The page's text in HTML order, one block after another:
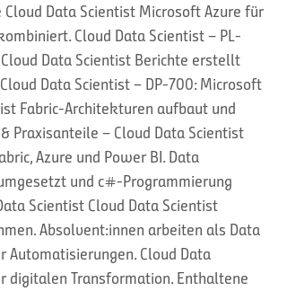
Data Scientist Microsoft Azure für
Cloud Data Scientist – PL-
Data Scientist Berichte erstellt
Data Scientist – DP-700: Microsoft
Fabric-Architekturen aufbaut und
Praxisanteile – Cloud Data Scientist
Azure und Power BI. Data
und c#-Programmierung
Scientist Cloud Data Scientist
Absolvent:innen arbeiten als Data
Cloud Data
digitalen Transformation. Enthaltene